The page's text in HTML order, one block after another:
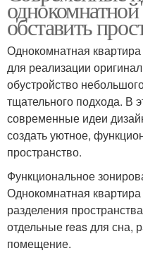
обставить
Однокомнатная
для реализации
обустройство
тщательного подхода. В
современные идеи
создать уютное,
пространство.
Функциональное
Однокомнатная квартира
разделения
отдельные reas для сна,
помещение.